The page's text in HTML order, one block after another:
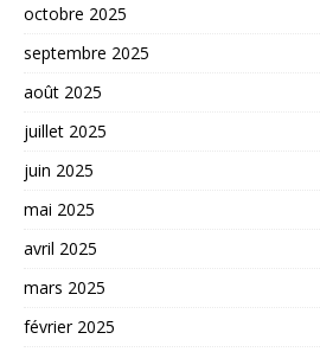
octobre 2025
septembre 2025
août 2025
juillet 2025
juin 2025
mai 2025
avril 2025
mars 2025
février 2025